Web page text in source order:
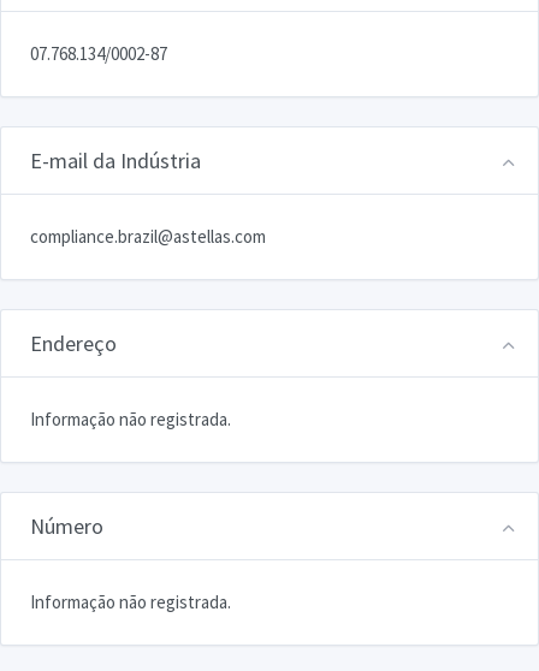
07.768.134/0002-87
E-mail da Indústria
compliance.brazil@astellas.com
Endereço
Informação não registrada.
Número
Informação não registrada.